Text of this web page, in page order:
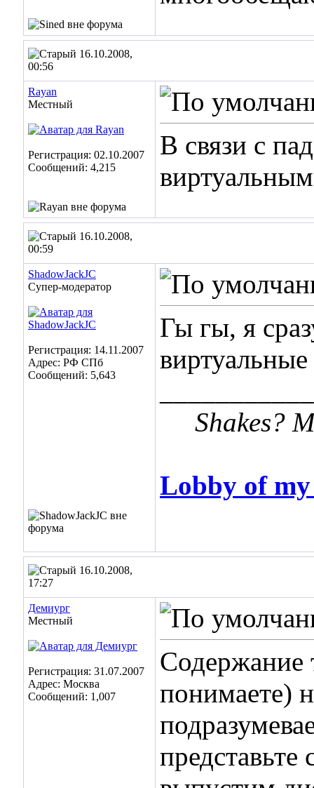
16.10.2008,
00:56
Rayan
Местный
Регистрация: 02.10.2007
Сообщений: 4,215
В связи с
16.10.2008,
00:59
ShadowJackJC
Супер-модератор
Регистрация: 14.11.2007
Адрес: РФ СПб
Сообщений: 5,643
Гы гы, я
Shakes?
Lobby of my
16.10.2008,
17:27
Демиург
Местный
Регистрация: 31.07.2007
Адрес: Москва
Сообщений: 1,007
понимаете)